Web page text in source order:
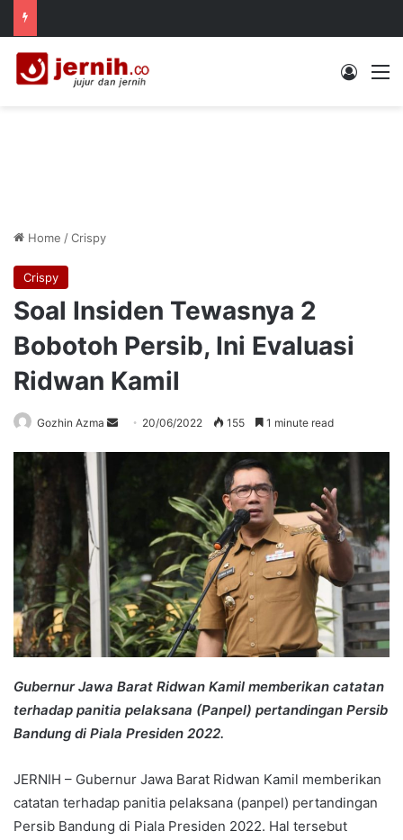
Log In
Home /Crispy
Crispy
Soal Insiden Tewasnya 2
Bobotoh Persib, Ini Evaluasi
Ridwan Kamil
Gozhin Azma
Send 20/06/2022 155 1 minute read
Gubernur Jawa Barat Ridwan Kamil memberikan catatan
terhadap panitia pelaksana (Panpel) pertandingan Persib
Bandung di Piala Presiden 2022.
JERNIH – Gubernur Jawa Barat Ridwan Kamil memberikan
catatan terhadap panitia pelaksana (panpel) pertandingan
Persib Bandung di Piala Presiden 2022. Hal tersebut